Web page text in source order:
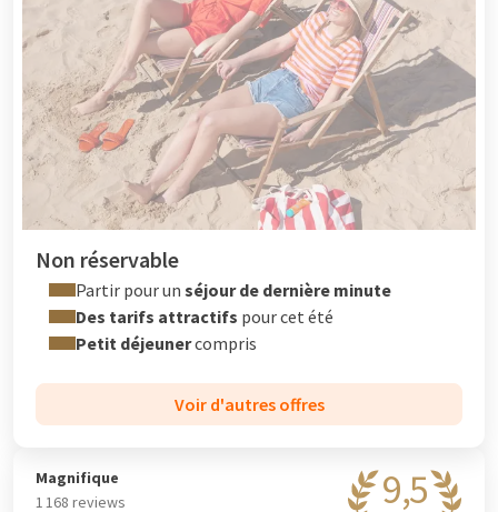
Non réservable
Partir pour un séjour de dernière minute
Des tarifs attractifs pour cet été
Petit déjeunercompris
Voir d'autres offres
9,5
Magnifique
1 168 reviews